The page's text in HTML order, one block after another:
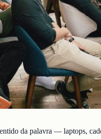
da palavra — laptops,